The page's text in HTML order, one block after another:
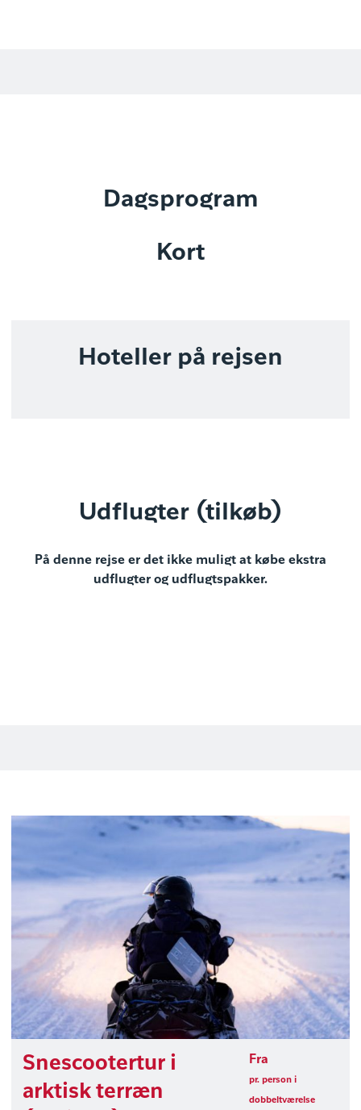
Dagsprogram
Kort
Hoteller på rejsen
Udflugter (tilkøb)
På denne rejse er det ikke muligt at købe ekstra
udflugter og udflugtspakker.
Snescootertur i
arktisk terræn
Fra
pr. person i
dobbeltværelse